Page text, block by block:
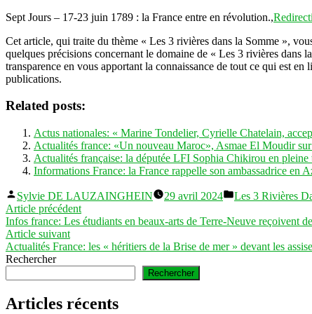
Sept Jours – 17-23 juin 1789 : la France entre en révolution.,
Cet article, qui traite du thème « Les 3 rivières dans la Somme »,
quelques précisions concernant le domaine de « Les 3 rivières dans
transparence en vous apportant la connaissance de tout ce qui est
publications.
Related posts:
Actus nationales: « Marine Tondelier, Cyrielle Chatelain,
Actualités france: «Un nouveau Maroc», Asmae El Moudir
Actualités française: la députée LFI Sophia Chikirou en
Informations France: la France rappelle son ambassadrice en
Publié
par
Sylvie DE LAUZAINGHEIN 29 avril 2024
Publié
Les 3 Rivières
Navigation
de
l’article
Article précédentArticle
précédent :
Infos france: Les étudiants en beaux-arts de Terre-Neuve reçoivent
Article suivantArticle
suivant :
Actualités France: les « héritiers de la Brise de mer » devant les
Rechercher
Rechercher
Articles récents